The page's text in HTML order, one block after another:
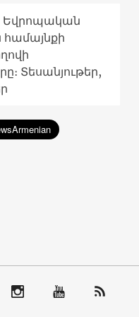
Եվրոպական
Տեսանյութեր,